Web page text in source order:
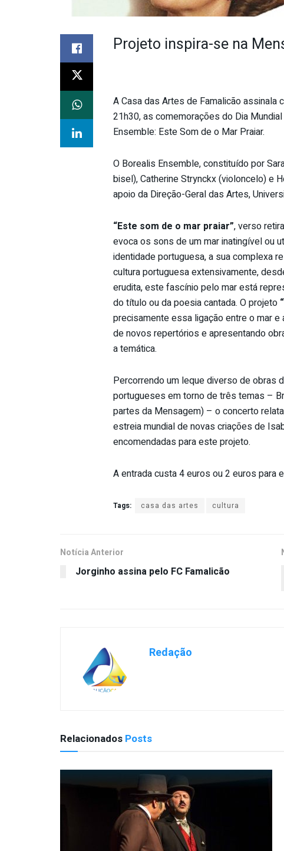
Projeto inspira-se na
A Casa das Artes de Famalicão assinala
21h30, as comemorações do Dia
Ensemble: Este Som de o Mar Praiar.
O Borealis Ensemble, constituído por
bisel), Catherine Strynckx (violoncelo) e
apoio da Direção-Geral das Artes,
“Este som de o mar praiar”, verso
evoca os sons de um mar inatingível ou
identidade portuguesa, a sua complexa
cultura portuguesa extensivamente,
erudita, este fascínio pelo mar está
do título ou da poesia cantada. O projeto
precisamente essa ligação entre o mar
de novos repertórios e apresentando
a temática.
Percorrendo um leque diverso de obras
portugueses em torno de três temas –
partes da Mensagem) – o concerto
estreia mundial de novas criações de
encomendadas para este projeto.
A entrada custa 4 euros ou 2 euros para
Tags: casa das artes cultura
Notícia Anterior
Jorginho assina pelo FC Famalicão
Redação
Relacionados Posts